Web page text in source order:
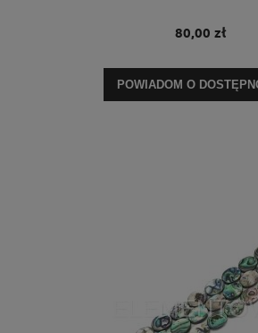
80,00 zł
POWIADOM O